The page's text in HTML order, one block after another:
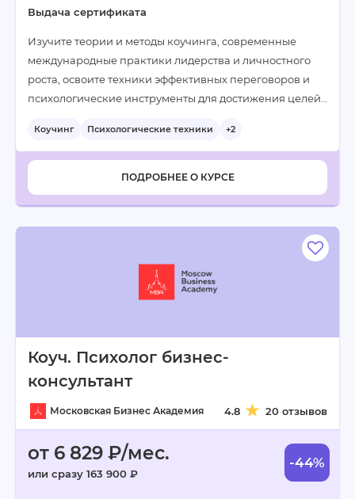
Выдача сертификата
Изучите теории и методы коучинга, современные
международные практики лидерства и личностного
роста, освоите техники эффективных переговоров и
психологические инструменты для достижения целей…
Коучинг Психологические техники +2
ПОДРОБНЕЕ О КУРСЕ
Коуч. Психолог бизнес-
консультант
Московская Бизнес Академия 4.8 20 отзывов
от 6 829 ₽/мес.
или сразу 163 900 ₽
-44%